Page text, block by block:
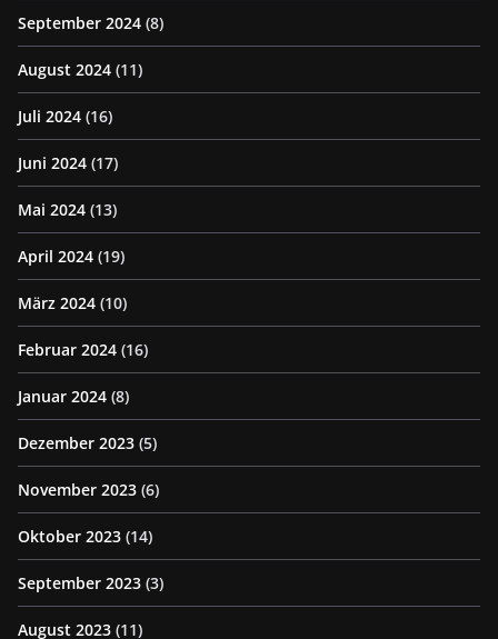
September 2024 (8)
August 2024 (11)
Juli 2024 (16)
Juni 2024 (17)
Mai 2024 (13)
April 2024 (19)
März 2024 (10)
Februar 2024 (16)
Januar 2024 (8)
Dezember 2023 (5)
November 2023 (6)
Oktober 2023 (14)
September 2023 (3)
August 2023 (11)